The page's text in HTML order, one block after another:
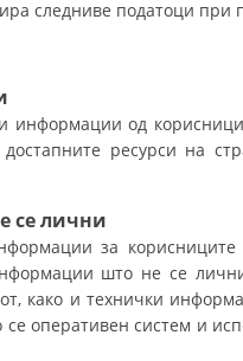
следниве податоци при
од
достапните ресурси на
се лични
за
што не се
како и технички
оперативен систем и